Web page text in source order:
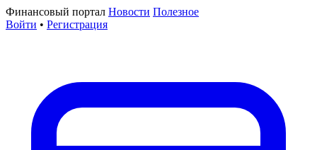
Финансовый портал Новости Полезное
Войти • Регистрация